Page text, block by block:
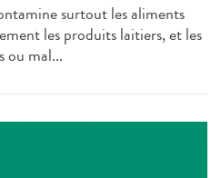
surtout les aliments
les produits laitiers, et les
ou mal...